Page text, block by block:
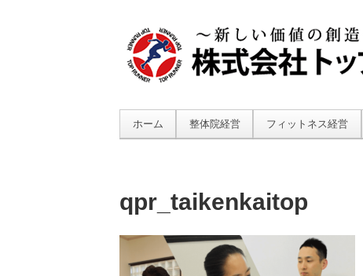
ホーム 整体院経営 フィットネス経営
qpr_taikenkaitop